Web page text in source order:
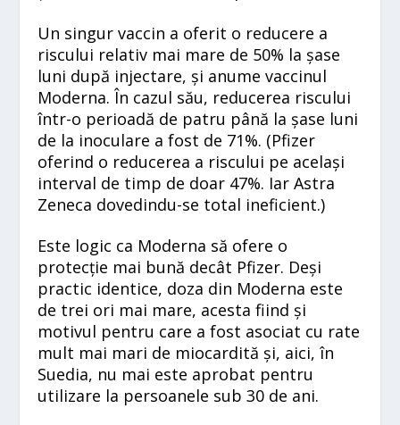
Un singur vaccin a oferit o reducere a
riscului relativ mai mare de 50% la șase
luni după injectare, și anume vaccinul
Moderna. În cazul său, reducerea riscului
într-o perioadă de patru până la șase luni
de la inoculare a fost de 71%. (Pfizer
oferind o reducerea a riscului pe același
interval de timp de doar 47%. Iar Astra
Zeneca dovedindu-se total ineficient.)
Este logic ca Moderna să ofere o
protecție mai bună decât Pfizer. Deși
practic identice, doza din Moderna este
de trei ori mai mare, acesta fiind și
motivul pentru care a fost asociat cu rate
mult mai mari de miocardită și, aici, în
Suedia, nu mai este aprobat pentru
utilizare la persoanele sub 30 de ani.